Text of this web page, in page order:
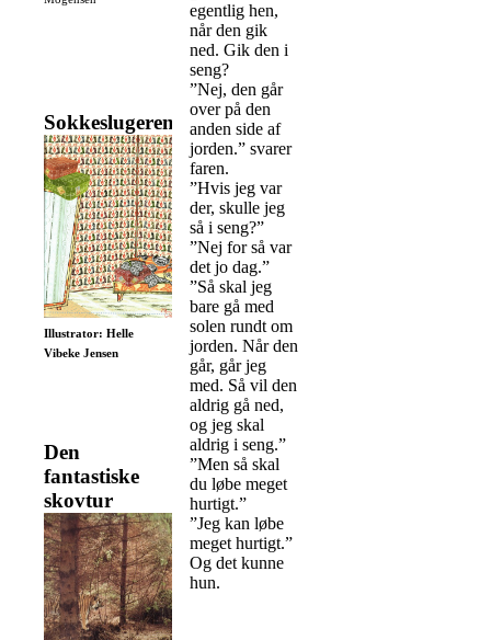
Sokkeslugeren
Illustrator: Helle
Vibeke Jensen
Den
fantastiske
skovtur
egentlig hen,
når den gik
ned. Gik den i
seng?
”Nej, den går
over på den
anden side af
jorden.” svarer
faren.
”Hvis jeg var
der, skulle jeg
så i seng?”
”Nej for så var
det jo dag.”
”Så skal jeg
bare gå med
solen rundt om
jorden. Når den
går, går jeg
med. Så vil den
aldrig gå ned,
og jeg skal
aldrig i seng.”
”Men så skal
du løbe meget
hurtigt.”
”Jeg kan løbe
meget hurtigt.”
Og det kunne
hun.